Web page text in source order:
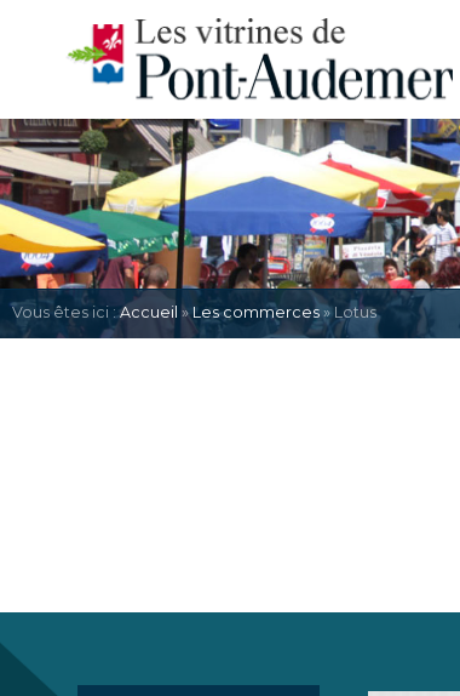
Vous êtes ici :Accueil »Les commerces » Lotus